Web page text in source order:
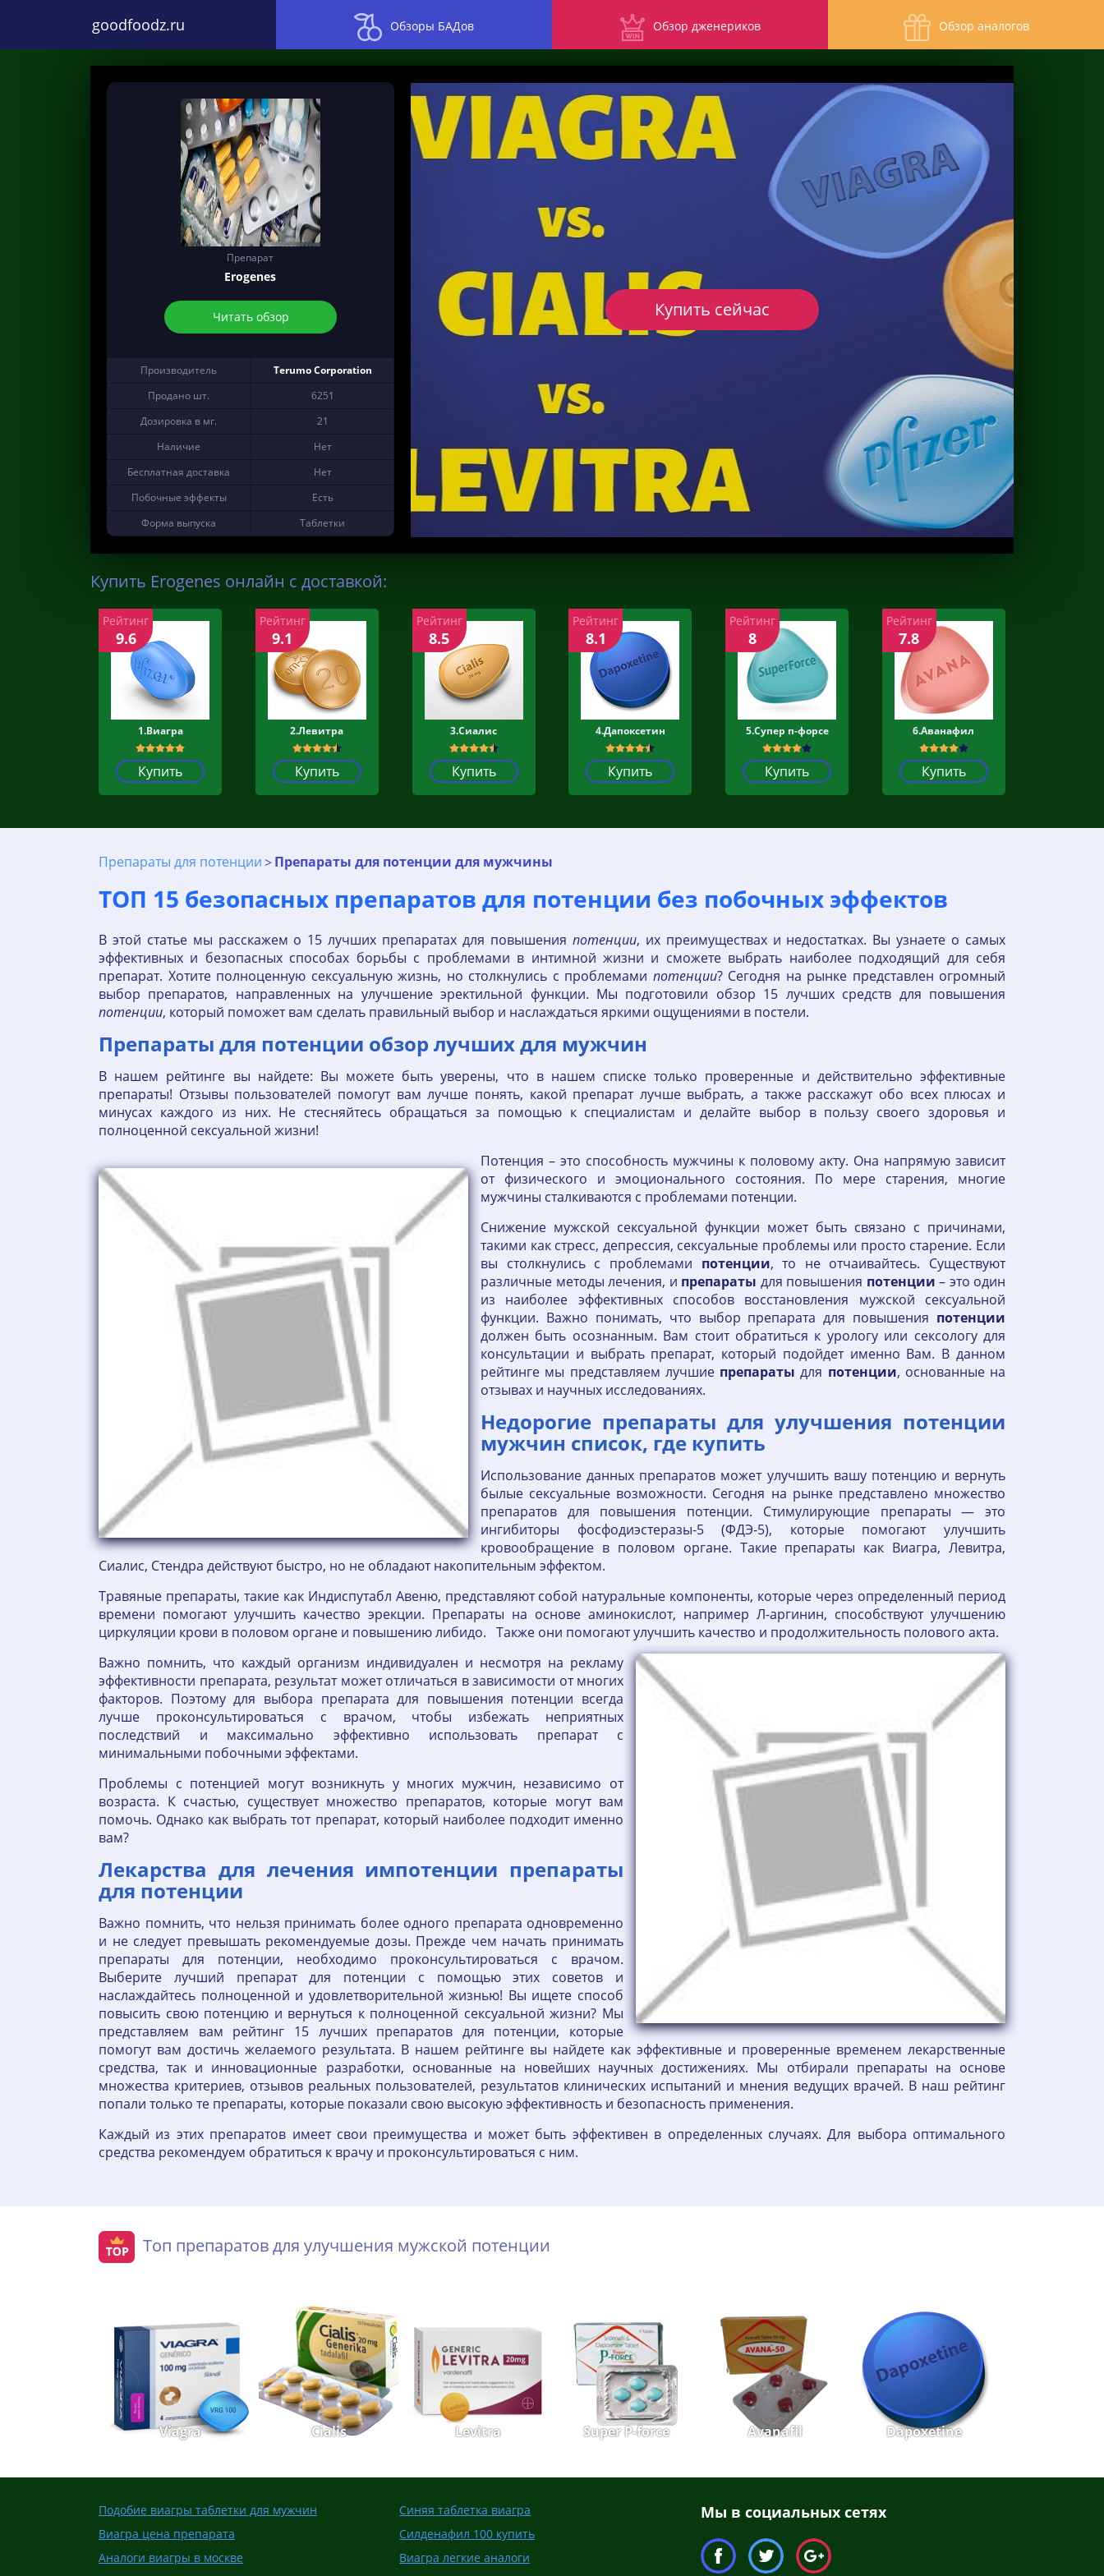
goodfoodz.ru Обзоры БАДов Обзор дженериков Обзор аналогов
Препарат
Erogenes
Читать обзор
Производитель
Terumo Corporation
Продано шт.
6251
Дозировка в мг.
21
Наличие
Нет
Бесплатная доставка
Нет
Побочные эффекты
Есть
Форма выпуска
Таблетки
Купить сейчас
Купить Erogenes онлайн с доставкой:
1.Виагра
Купить
Рейтинг
9.6
2.Левитра
Купить
Рейтинг
9.1
3.Сиалис
Купить
Рейтинг
8.5
4.Дапоксетин
Купить
Рейтинг
8.1
5.Супер п-форсе
Купить
Рейтинг
8
6.Аванафил
Купить
Рейтинг
7.8
Препараты для потенции Препараты для потенции для мужчины
ТОП 15 безопасных препаратов для потенции без побочных эффектов
В этой статье мы расскажем о 15 лучших препаратах для повышения потенции, их преимуществах и недостатках. Вы узнаете о самых
эффективных и безопасных способах борьбы с проблемами в интимной жизни и сможете выбрать наиболее подходящий для себя
препарат. Хотите полноценную сексуальную жизнь, но столкнулись с проблемами потенции? Сегодня на рынке представлен огромный
выбор препаратов, направленных на улучшение эректильной функции. Мы подготовили обзор 15 лучших средств для повышения
потенции, который поможет вам сделать правильный выбор и наслаждаться яркими ощущениями в постели.
Препараты для потенции обзор лучших для мужчин
В нашем рейтинге вы найдете: Вы можете быть уверены, что в нашем списке только проверенные и действительно эффективные
препараты! Отзывы пользователей помогут вам лучше понять, какой препарат лучше выбрать, а также расскажут обо всех плюсах и
минусах каждого из них. Не стесняйтесь обращаться за помощью к специалистам и делайте выбор в пользу своего здоровья и
полноценной сексуальной жизни!
Потенция – это способность мужчины к половому акту. Она напрямую зависит
от физического и эмоционального состояния. По мере старения, многие
мужчины сталкиваются с проблемами потенции.
Снижение мужской сексуальной функции может быть связано с причинами,
такими как стресс, депрессия, сексуальные проблемы или просто старение. Если
вы столкнулись с проблемами потенции, то не отчаивайтесь. Существуют
различные методы лечения, и препараты для повышения потенции – это один
из наиболее эффективных способов восстановления мужской сексуальной
функции. Важно понимать, что выбор препарата для повышения потенции
должен быть осознанным. Вам стоит обратиться к урологу или сексологу для
консультации и выбрать препарат, который подойдет именно Вам. В данном
рейтинге мы представляем лучшие препараты для потенции, основанные на
отзывах и научных исследованиях.
Недорогие препараты для улучшения потенции
мужчин список, где купить
Использование данных препаратов может улучшить вашу потенцию и вернуть
былые сексуальные возможности. Сегодня на рынке представлено множество
препаратов для повышения потенции. Стимулирующие препараты — это
ингибиторы фосфодиэстеразы-5 (ФДЭ-5), которые помогают улучшить
кровообращение в половом органе. Такие препараты как Виагра, Левитра,
Сиалис, Стендра действуют быстро, но не обладают накопительным эффектом.
Травяные препараты, такие как Индиспутабл Авеню, представляют собой натуральные компоненты, которые через определенный период
времени помогают улучшить качество эрекции. Препараты на основе аминокислот, например Л-аргинин, способствуют улучшению
циркуляции крови в половом органе и повышению либидо. Также они помогают улучшить качество и продолжительность полового акта.
Важно помнить, что каждый организм индивидуален и несмотря на рекламу
эффективности препарата, результат может отличаться в зависимости от многих
факторов. Поэтому для выбора препарата для повышения потенции всегда
лучше проконсультироваться с врачом, чтобы избежать неприятных
последствий и максимально эффективно использовать препарат с
минимальными побочными эффектами.
Проблемы с потенцией могут возникнуть у многих мужчин, независимо от
возраста. К счастью, существует множество препаратов, которые могут вам
помочь. Однако как выбрать тот препарат, который наиболее подходит именно
вам?
Лекарства для лечения импотенции препараты
для потенции
Важно помнить, что нельзя принимать более одного препарата одновременно
и не следует превышать рекомендуемые дозы. Прежде чем начать принимать
препараты для потенции, необходимо проконсультироваться с врачом.
Выберите лучший препарат для потенции с помощью этих советов и
наслаждайтесь полноценной и удовлетворительной жизнью! Вы ищете способ
повысить свою потенцию и вернуться к полноценной сексуальной жизни? Мы
представляем вам рейтинг 15 лучших препаратов для потенции, которые
помогут вам достичь желаемого результата. В нашем рейтинге вы найдете как эффективные и проверенные временем лекарственные
средства, так и инновационные разработки, основанные на новейших научных достижениях. Мы отбирали препараты на основе
множества критериев, отзывов реальных пользователей, результатов клинических испытаний и мнения ведущих врачей. В наш рейтинг
попали только те препараты, которые показали свою высокую эффективность и безопасность применения.
Каждый из этих препаратов имеет свои преимущества и может быть эффективен в определенных случаях. Для выбора оптимального
средства рекомендуем обратиться к врачу и проконсультироваться с ним.
Топ препаратов для улучшения мужской потенции
Viagra Cialis Levitra Super P-force Avanafil Dapoxetine
Подобие виагры таблетки для мужчин
Виагра цена препарата
Аналоги виагры в москве
Синяя таблетка виагра
Силденафил 100 купить
Виагра легкие аналоги
Мы в социальных сетях